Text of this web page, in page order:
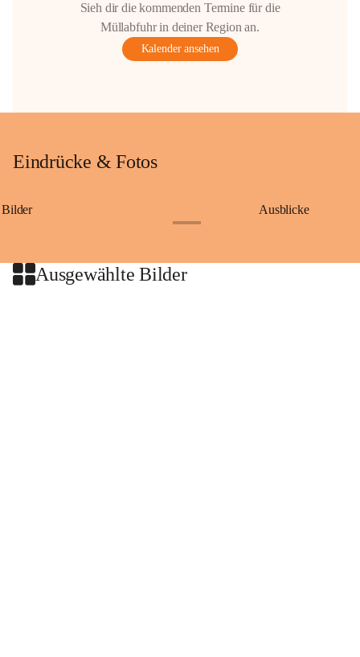
Sieh dir die kommenden Termine für die
Müllabfuhr in deiner Region an.
Kalender ansehen
Eindrücke & Fotos
Bilder Ausblicke
Ausgewählte Bilder